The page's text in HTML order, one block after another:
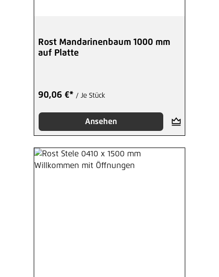
Rost Mandarinenbaum 1000 mm
auf Platte
90,06 €* / Je Stück
Ansehen